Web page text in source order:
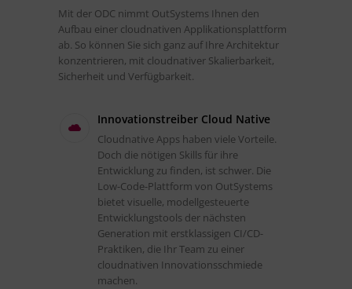
Mit der ODC nimmt OutSystems Ihnen den
Aufbau einer cloudnativen Applikationsplattform
ab. So können Sie sich ganz auf Ihre Architektur
konzentrieren, mit cloudnativer Skalierbarkeit,
Sicherheit und Verfügbarkeit.
Innovationstreiber Cloud Native
Cloudnative Apps haben viele Vorteile.
Doch die nötigen Skills für ihre
Entwicklung zu finden, ist schwer. Die
Low-Code-Plattform von OutSystems
bietet visuelle, modellgesteuerte
Entwicklungstools der nächsten
Generation mit erstklassigen CI/CD-
Praktiken, die Ihr Team zu einer
cloudnativen Innovationsschmiede
machen.